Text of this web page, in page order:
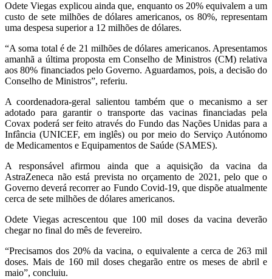
Odete Viegas explicou ainda que, enquanto os 20% equivalem a um
custo de sete milhões de dólares americanos, os 80%, representam
uma despesa superior a 12 milhões de dólares.
“A soma total é de 21 milhões de dólares americanos. Apresentamos
amanhã a última proposta em Conselho de Ministros (CM) relativa
aos 80% financiados pelo Governo. Aguardamos, pois, a decisão do
Conselho de Ministros”, referiu.
A coordenadora-geral salientou também que o mecanismo a ser
adotado para garantir o transporte das vacinas financiadas pela
Covax poderá ser feito através do Fundo das Nações Unidas para a
Infância (UNICEF, em inglês) ou por meio do Serviço Autónomo
de Medicamentos e Equipamentos de Saúde (SAMES).
A responsável afirmou ainda que a aquisição da vacina da
AstraZeneca não está prevista no orçamento de 2021, pelo que o
Governo deverá recorrer ao Fundo Covid-19, que dispõe atualmente
cerca de sete milhões de dólares americanos.
Odete Viegas acrescentou que 100 mil doses da vacina deverão
chegar no final do mês de fevereiro.
“Precisamos dos 20% da vacina, o equivalente a cerca de 263 mil
doses. Mais de 160 mil doses chegarão entre os meses de abril e
maio”, concluiu.